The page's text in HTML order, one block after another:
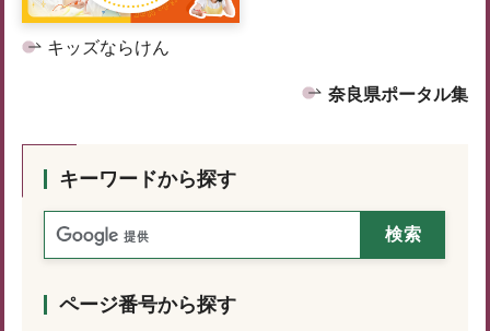
キッズならけん
奈良県ポータル集
キーワードから探す
ページ番号から探す